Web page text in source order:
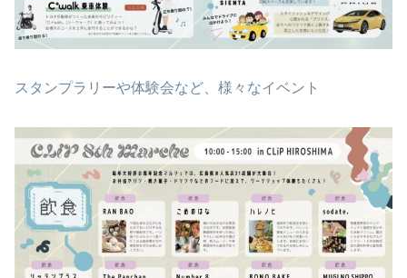
スタンプラリーや体験会など、様々なイベント